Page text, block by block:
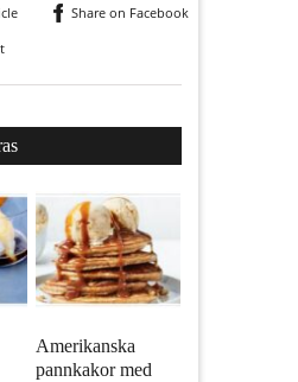
Share on Facebook
Amerikanska
pannkakor med